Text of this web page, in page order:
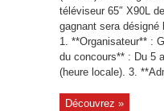
téléviseur 65″ X90L
gagnant sera désigné
1. **Organisateur** :
du concours** : Du 5
(heure locale). 3.
Découvrez »